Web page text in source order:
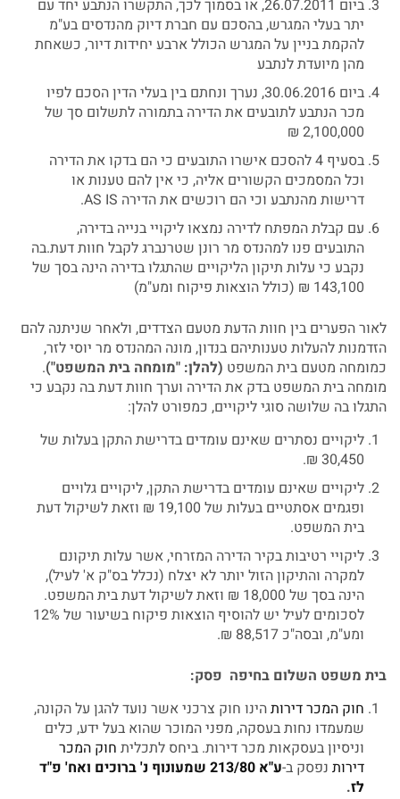
ביום 26.07.2011, או בסמוך לכך, התקשרו הנתבע יחד עם
יתר בעלי המגרש, בהסכם עם חברת דיוק מהנדסים בע"מ
להקמת בניין על המגרש הכולל ארבע יחידות דיור, כשאחת
מהן מיועדת לנתבע
ביום 30.06.2016, נערך ונחתם בין בעלי הדין הסכם לפיו
מכר הנתבע לתובעים את הדירה בתמורה לתשלום סך של
2,100,000 ₪
בסעיף 4 להסכם אישרו התובעים כי הם בדקו את הדירה
וכל המסמכים הקשורים אליה, כי אין להם טענות או
דרישות מהנתבע וכי הם רוכשים את הדירה AS IS.
עם קבלת המפתח לדירה נמצאו ליקויי בנייה בדירה,
התובעים פנו למהנדס מר רונן שטרנברג לקבל חוות דעת.בה
נקבע כי עלות תיקון הליקויים שהתגלו בדירה הינה בסך של
143,100 ₪ (כולל הוצאות פיקוח ומע"מ)
לאור הפערים בין חוות הדעת מטעם הצדדים, ולאחר שניתנה להם
הזדמנות להעלות טענותיהם בנדון, מונה המהנדס מר יוסי לזר,
כמומחה מטעם בית המשפט (להלן: "מומחה בית המשפט")
.
מומחה בית המשפט בדק את הדירה וערך חוות דעת בה נקבע כי
התגלו בה שלושה סוגי ליקויים, כמפורט להלן:
ליקויים נסתרים שאינם עומדים בדרישת התקן בעלות של
30,450 ₪.
ליקויים שאינם עומדים בדרישת התקן, ליקויים גלויים
ופגמים אסתטיים בעלות של 19,100 ₪ וזאת לשיקול דעת
בית המשפט.
ליקויי רטיבות בקיר הדירה המזרחי, אשר עלות תיקונם
למקרה והתיקון הזול יותר לא יצלח (נכלל בס"ק א' לעיל),
הינה בסך של 18,000 ₪ וזאת לשיקול דעת בית המשפט.
לסכומים לעיל יש להוסיף הוצאות פיקוח בשיעור של 12%
ומע"מ, ובסה"כ 88,517 ₪.
בית משפט השלום בחיפה פסק:
חוק המכר דירותהינו חוק צרכני אשר נועד להגן על הקונה,
שמעמדו נחות בעסקה, מפני המוכר שהוא בעל ידע, כלים
וניסיון בעסקאות מכר דירות. ביחס לתכלית חוק המכר
דירות נפסק ב-ע"א שמעונוף נ'ברוכים ואח' פ"ד
לז.